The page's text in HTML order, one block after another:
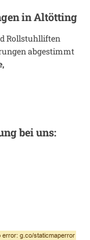
inAltötting
Rollstuhlliften
abgestimmt
bei uns: